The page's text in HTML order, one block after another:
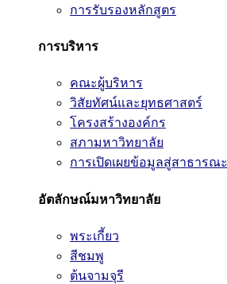
การรับรองหลักสูตร
การบริหาร
คณะผู้บริหาร
วิสัยทัศน์และยุทธศาสตร์
โครงสร้างองค์กร
สภามหาวิทยาลัย
การเปิดเผยข้อมูลสู่สาธารณะ
อัตลักษณ์มหาวิทยาลัย
พระเกี้ยว
สีชมพู
ต้นจามจุรี